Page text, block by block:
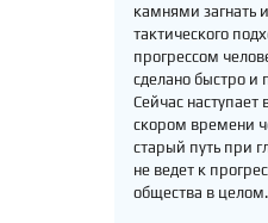
камнями загнать
тактического
прогрессом
сделано быстро и
Сейчас
скором времени
старый путь при
не ведет к
общества в целом.